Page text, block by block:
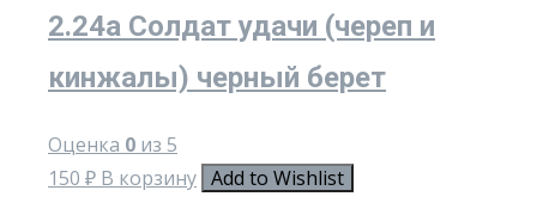
2.24a Солдат удачи (череп и
кинжалы) черный берет
Оценка 0 из 5
150 ₽ В корзину Add to Wishlist